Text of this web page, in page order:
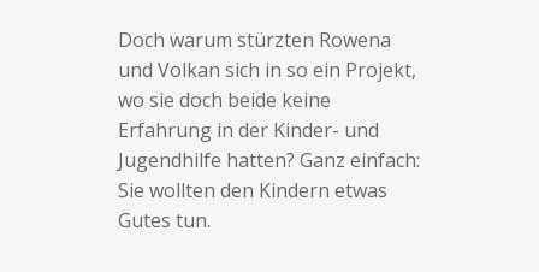
Doch warum stürzten Rowena
und Volkan sich in so ein Projekt,
wo sie doch beide keine
Erfahrung in der Kinder- und
Jugendhilfe hatten? Ganz einfach:
Sie wollten den Kindern etwas
Gutes tun.